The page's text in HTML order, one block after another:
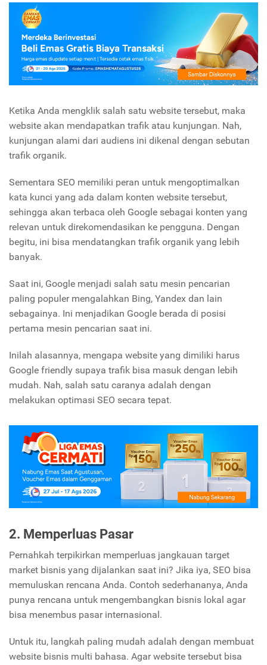
Ketika Anda mengklik salah satu website tersebut, maka
website akan mendapatkan trafik atau kunjungan. Nah,
kunjungan alami dari audiens ini dikenal dengan sebutan
trafik organik.
Sementara SEO memiliki peran untuk mengoptimalkan
kata kunci yang ada dalam konten website tersebut,
sehingga akan terbaca oleh Google sebagai konten yang
relevan untuk direkomendasikan ke pengguna. Dengan
begitu, ini bisa mendatangkan trafik organik yang lebih
banyak.
Saat ini, Google menjadi salah satu mesin pencarian
paling populer mengalahkan Bing, Yandex dan lain
sebagainya. Ini menjadikan Google berada di posisi
pertama mesin pencarian saat ini.
Inilah alasannya, mengapa website yang dimiliki harus
Google friendly supaya trafik bisa masuk dengan lebih
mudah. Nah, salah satu caranya adalah dengan
melakukan optimasi SEO secara tepat.
2. Memperluas Pasar
Pernahkah terpikirkan memperluas jangkauan target
market bisnis yang dijalankan saat ini? Jika iya, SEO bisa
memuluskan rencana Anda. Contoh sederhananya, Anda
punya rencana untuk mengembangkan bisnis lokal agar
bisa menembus pasar internasional.
Untuk itu, langkah paling mudah adalah dengan membuat
website bisnis multi bahasa. Agar website tersebut bisa